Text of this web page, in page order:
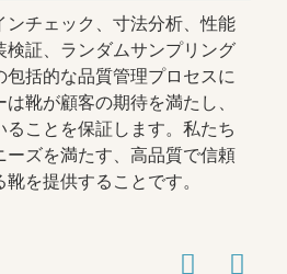
ンチェック、寸法分析、性能
検証、ランダムサンプリング
包括的な品質管理プロセスに
靴が顧客の期待を満たし、
ことを保証します。私たち
ーズを満たす、高品質で信頼
を提供することです。